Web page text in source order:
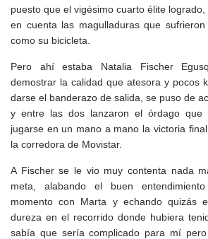
puesto que el vigésimo cuarto élite
en cuenta las magulladuras que
como su bicicleta.
Pero ahí estaba Natalia Fischer
demostrar la calidad que atesora y pocos
darse el banderazo de salida, se puso de
y entre las dos lanzaron el órdago
jugarse en un mano a mano la victoria
la corredora de Movistar.
A Fischer se le vio muy contenta nada
meta, alabando el buen
momento con Marta y echando quizás
dureza en el recorrido donde hubiera
sabía que sería complicado para mí